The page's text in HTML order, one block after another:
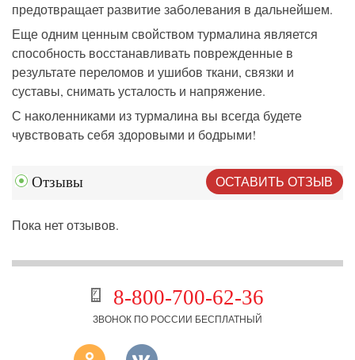
предотвращает развитие заболевания в дальнейшем.
Еще одним ценным свойством турмалина является
способность восстанавливать поврежденные в
результате переломов и ушибов ткани, связки и
суставы, снимать усталость и напряжение.
С наколенниками из турмалина вы всегда будете
чувствовать себя здоровыми и бодрыми!
Отзывы ОСТАВИТЬ ОТЗЫВ
Пока нет отзывов.
8-800-700-62-36
ЗВОНОК ПО РОССИИ БЕСПЛАТНЫЙ